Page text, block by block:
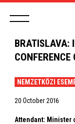
BRATISLAVA:
NEMZETKÖZI
20 October 2016
Attendant: Minister